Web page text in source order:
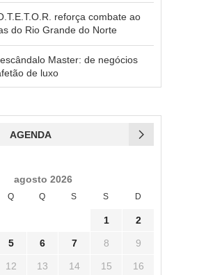
reforça combate ao
do Rio Grande do Norte
Master: de negócios
de luxo
AGENDA
agosto 2026
Q Q S S D
1 2
5 6 7 8 9
12 13 14 15 16